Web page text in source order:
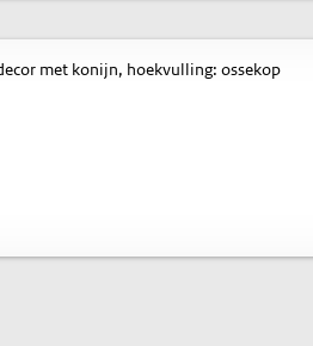
met konijn, hoekvulling: ossekop